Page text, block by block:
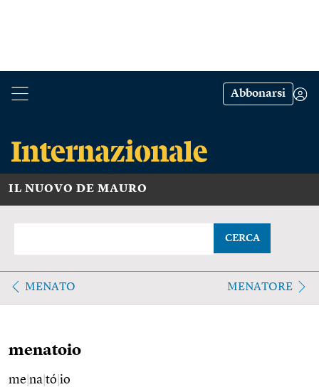
Abbonarsi
IL NUOVO DE MAURO
CERCA
MENATO MENATORE
menatoio
me na tó io